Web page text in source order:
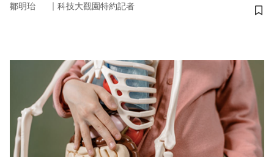
鄒明珆 ｜ 科技大觀園特約記者
儲